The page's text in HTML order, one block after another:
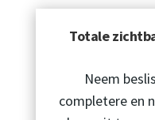
Totale
Neem
completere en